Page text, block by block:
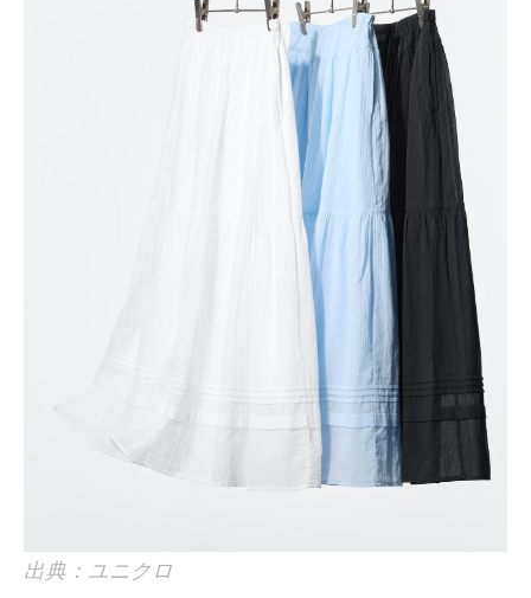
出典：ユニクロ